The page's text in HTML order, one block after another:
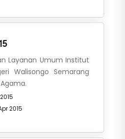
Layanan Umum Institut
Walisongo Semarang
2015